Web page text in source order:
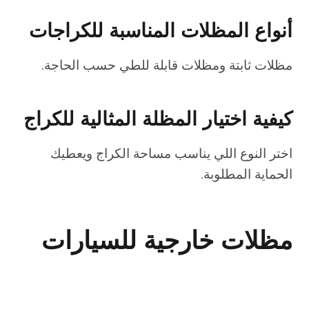
أنواع المظلات المناسبة للكراجات
مظلات ثابتة ومظلات قابلة للطي حسب الحاجة.
كيفية اختيار المظلة المثالية للكراج
اختر النوع اللي يناسب مساحة الكراج ويعطيك
الحماية المطلوبة.
مظلات خارجية للسيارات